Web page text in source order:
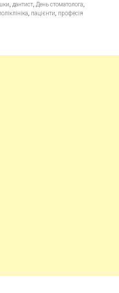
дантист, День стоматолога
пацієнти професія